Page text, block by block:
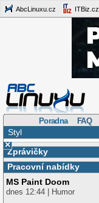
AbcLinuxu.cz ITBiz.cz
Poradna FAQ
Styl
×
Zprávičky
Pracovní nabídky
MS Paint Doom
dnes 12:44 | Humor